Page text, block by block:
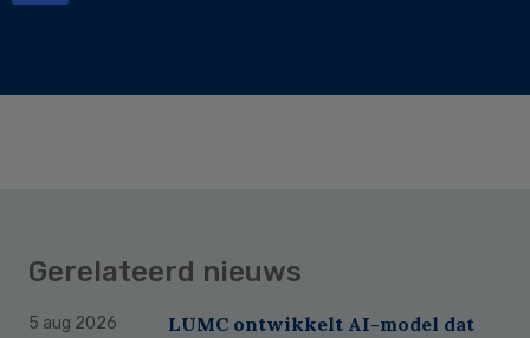
Gerelateerd nieuws
5 aug 2026
LUMC ontwikkelt AI-model dat